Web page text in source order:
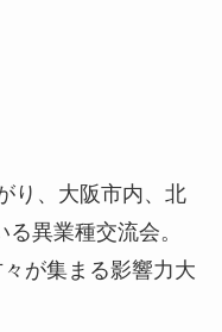
り、大阪市内、北
異業種交流会。
が集まる影響力大